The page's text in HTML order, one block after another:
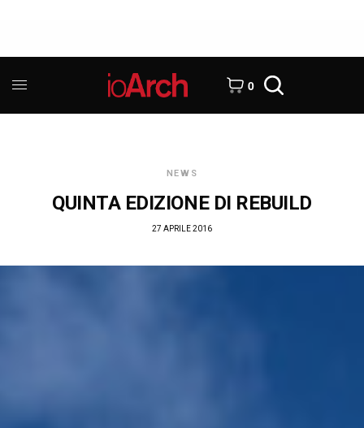
0
NEWS
QUINTA EDIZIONE DI REBUILD
27 APRILE 2016